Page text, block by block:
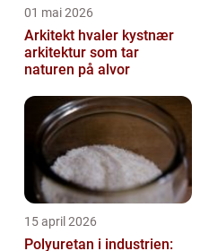
01 mai 2026
Arkitekt hvaler kystnær
arkitektur som tar
naturen på alvor
15 april 2026
Polyuretan i industrien: